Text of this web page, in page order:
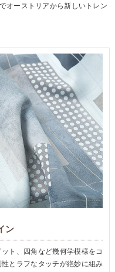
オーストリアから新しいトレン
ン
ト、四角など幾何学模様をコ
とラフなタッチが絶妙に組み